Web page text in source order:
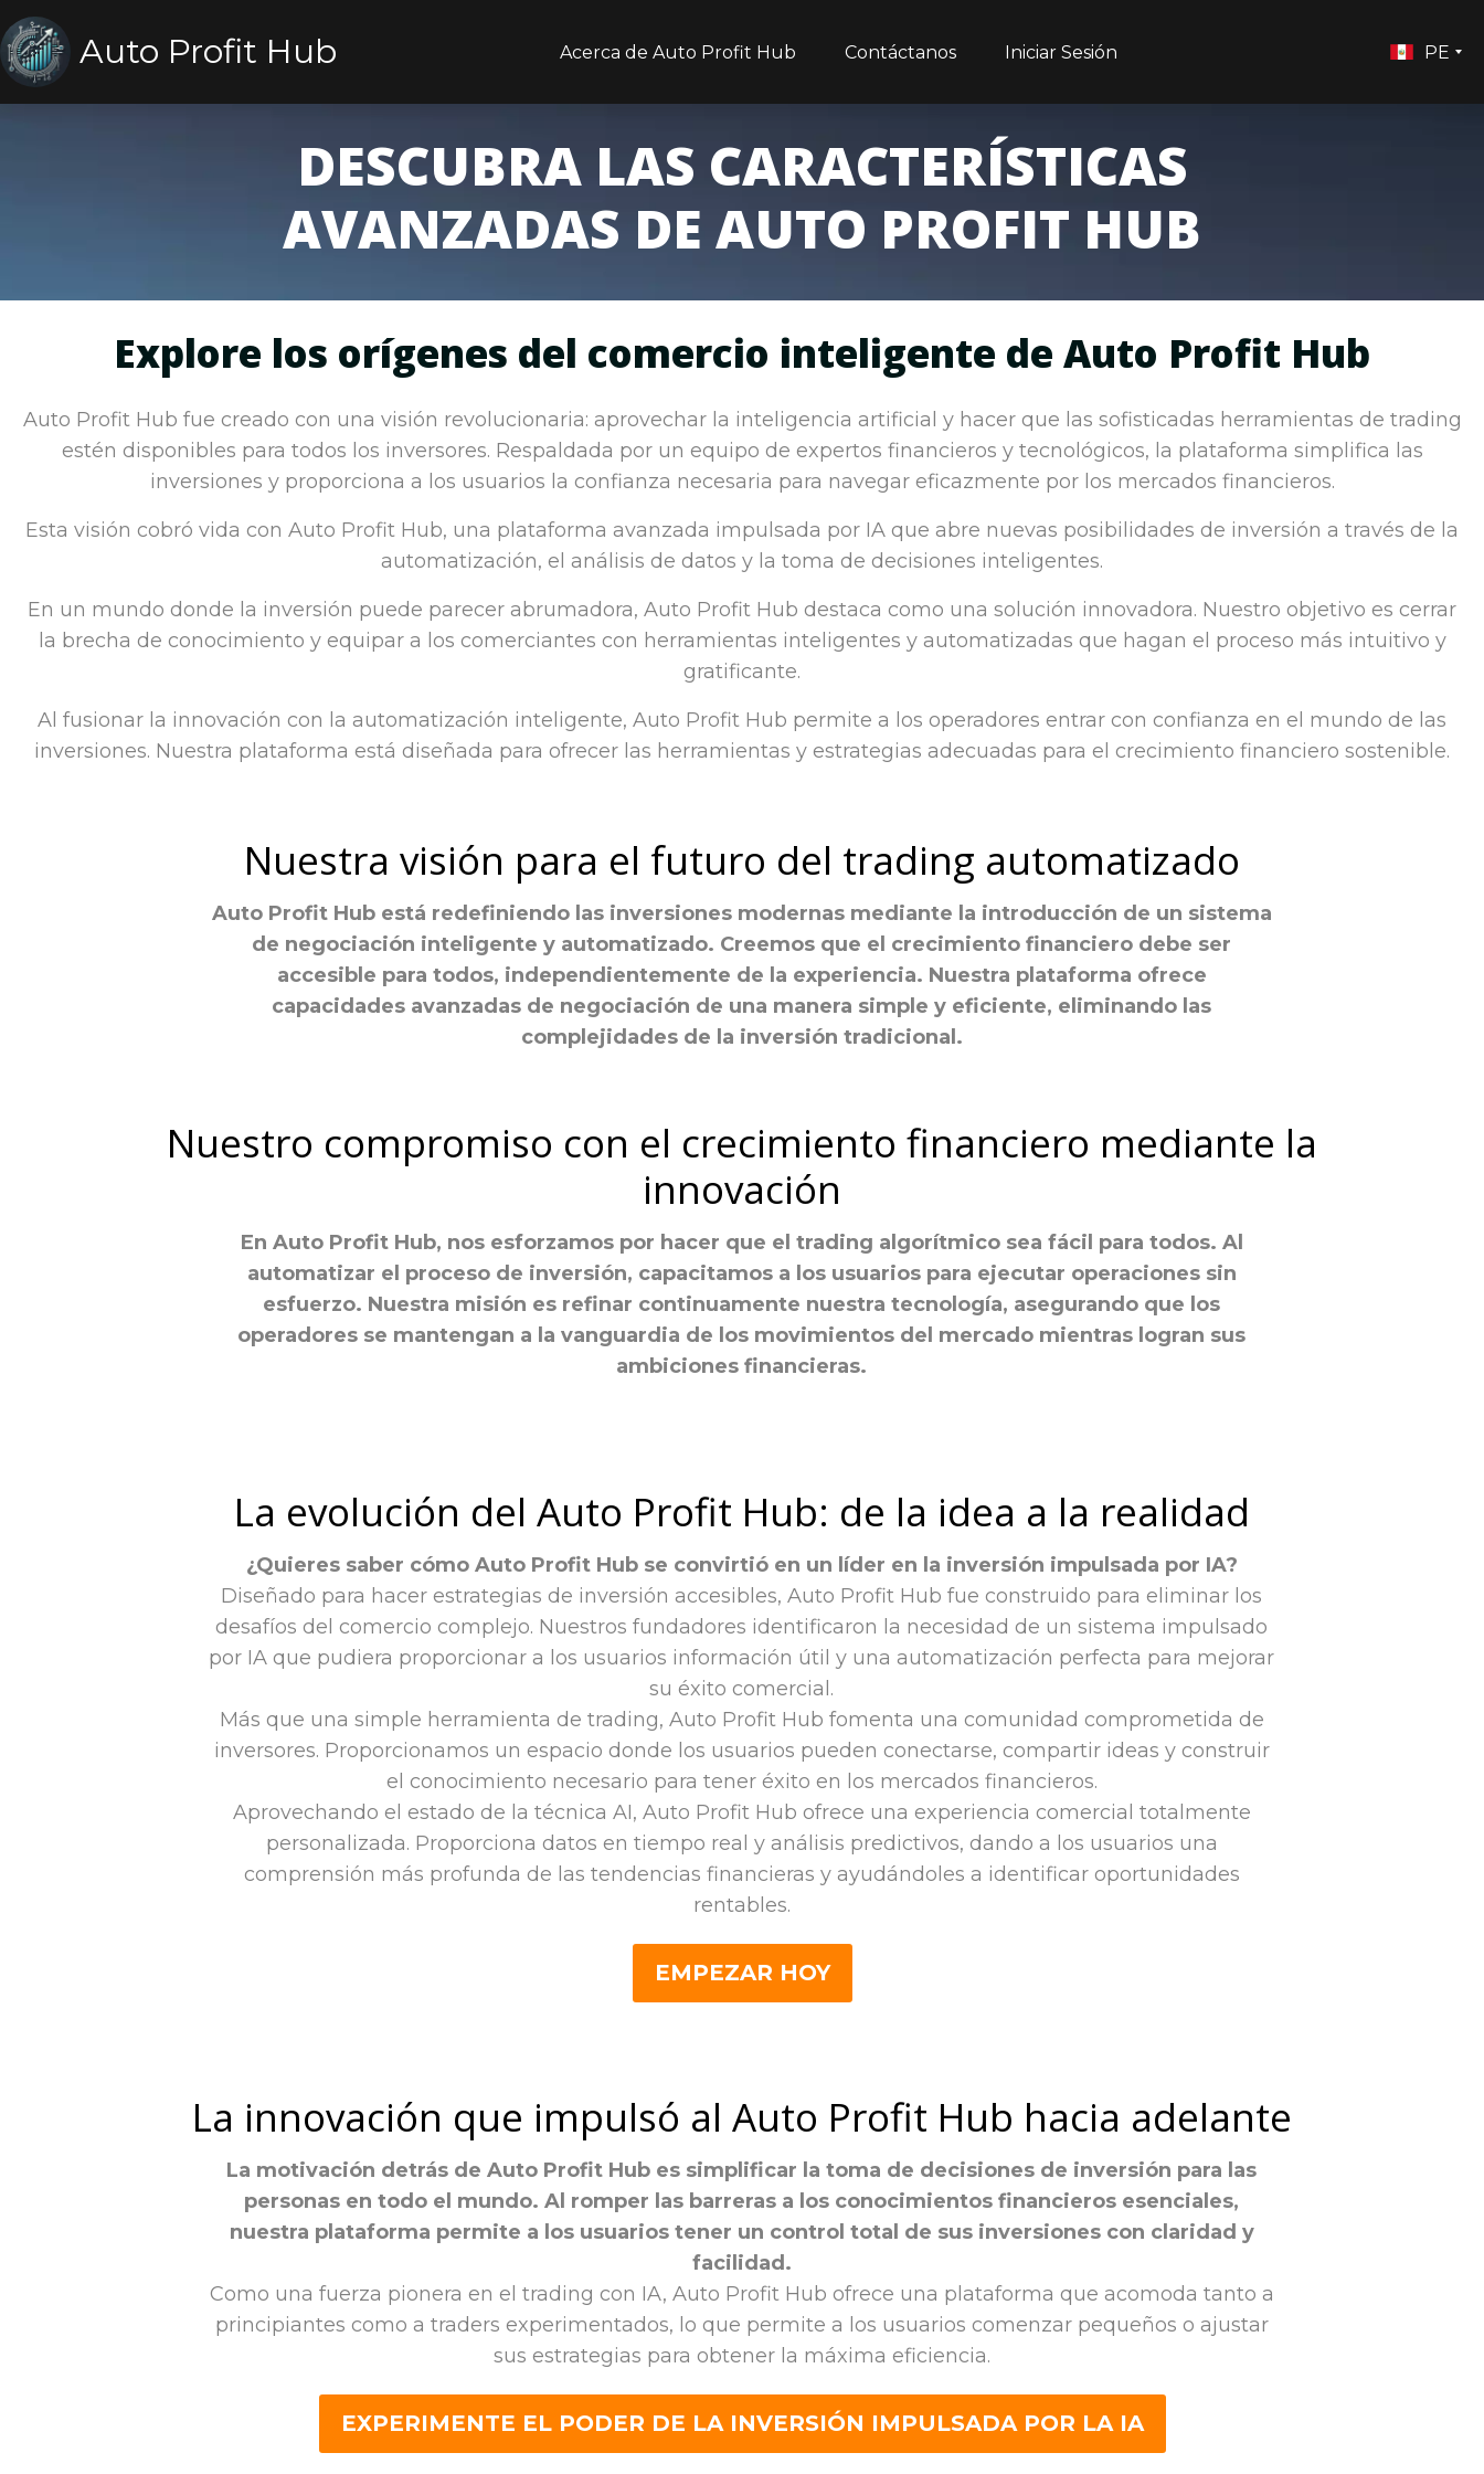
Auto Profit Hub Acerca de Auto Profit Hub Contáctanos Iniciar Sesión PE
DESCUBRA LAS CARACTERÍSTICAS
AVANZADAS DE AUTO PROFIT HUB
Explore los orígenes del comercio inteligente de Auto Profit Hub
Auto Profit Hub fue creado con una visión revolucionaria: aprovechar la inteligencia artificial y hacer que las sofisticadas herramientas de trading
estén disponibles para todos los inversores. Respaldada por un equipo de expertos financieros y tecnológicos, la plataforma simplifica las
inversiones y proporciona a los usuarios la confianza necesaria para navegar eficazmente por los mercados financieros.
Esta visión cobró vida con Auto Profit Hub, una plataforma avanzada impulsada por IA que abre nuevas posibilidades de inversión a través de la
automatización, el análisis de datos y la toma de decisiones inteligentes.
En un mundo donde la inversión puede parecer abrumadora, Auto Profit Hub destaca como una solución innovadora. Nuestro objetivo es cerrar
la brecha de conocimiento y equipar a los comerciantes con herramientas inteligentes y automatizadas que hagan el proceso más intuitivo y
gratificante.
Al fusionar la innovación con la automatización inteligente, Auto Profit Hub permite a los operadores entrar con confianza en el mundo de las
inversiones. Nuestra plataforma está diseñada para ofrecer las herramientas y estrategias adecuadas para el crecimiento financiero sostenible.
Nuestra visión para el futuro del trading automatizado
Auto Profit Hub está redefiniendo las inversiones modernas mediante la introducción de un sistema
de negociación inteligente y automatizado. Creemos que el crecimiento financiero debe ser
accesible para todos, independientemente de la experiencia. Nuestra plataforma ofrece
capacidades avanzadas de negociación de una manera simple y eficiente, eliminando las
complejidades de la inversión tradicional.
Nuestro compromiso con el crecimiento financiero mediante la
innovación
En Auto Profit Hub, nos esforzamos por hacer que el trading algorítmico sea fácil para todos. Al
automatizar el proceso de inversión, capacitamos a los usuarios para ejecutar operaciones sin
esfuerzo. Nuestra misión es refinar continuamente nuestra tecnología, asegurando que los
operadores se mantengan a la vanguardia de los movimientos del mercado mientras logran sus
ambiciones financieras.
La evolución del Auto Profit Hub: de la idea a la realidad
¿Quieres saber cómo Auto Profit Hub se convirtió en un líder en la inversión impulsada por IA?
Diseñado para hacer estrategias de inversión accesibles, Auto Profit Hub fue construido para eliminar los
desafíos del comercio complejo. Nuestros fundadores identificaron la necesidad de un sistema impulsado
por IA que pudiera proporcionar a los usuarios información útil y una automatización perfecta para mejorar
su éxito comercial.
Más que una simple herramienta de trading, Auto Profit Hub fomenta una comunidad comprometida de
inversores. Proporcionamos un espacio donde los usuarios pueden conectarse, compartir ideas y construir
el conocimiento necesario para tener éxito en los mercados financieros.
Aprovechando el estado de la técnica AI, Auto Profit Hub ofrece una experiencia comercial totalmente
personalizada. Proporciona datos en tiempo real y análisis predictivos, dando a los usuarios una
comprensión más profunda de las tendencias financieras y ayudándoles a identificar oportunidades
rentables.
EMPEZAR HOY
La innovación que impulsó al Auto Profit Hub hacia adelante
La motivación detrás de Auto Profit Hub es simplificar la toma de decisiones de inversión para las
personas en todo el mundo. Al romper las barreras a los conocimientos financieros esenciales,
nuestra plataforma permite a los usuarios tener un control total de sus inversiones con claridad y
facilidad.
Como una fuerza pionera en el trading con IA, Auto Profit Hub ofrece una plataforma que acomoda tanto a
principiantes como a traders experimentados, lo que permite a los usuarios comenzar pequeños o ajustar
sus estrategias para obtener la máxima eficiencia.
EXPERIMENTE EL PODER DE LA INVERSIÓN IMPULSADA POR LA IA